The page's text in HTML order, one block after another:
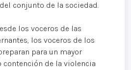
conjunto de la sociedad.
los voceros de las
los voceros de los
para un mayor
contención de la violencia